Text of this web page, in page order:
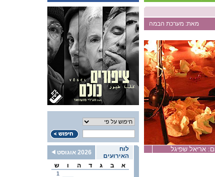
לוח
האירועים
2026 אוגוסט
א
ב ג ד ה ו ש
1
מאת: מערכת הבמה
אריאל שפיגל